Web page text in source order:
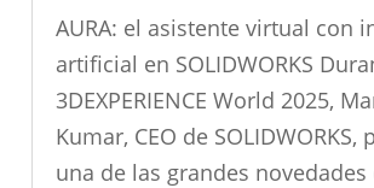
AURA: el asistente virtual con
artificial en SOLIDWORKS
3DEXPERIENCE World 2025,
Kumar, CEO de SOLIDWORKS,
una de las grandes